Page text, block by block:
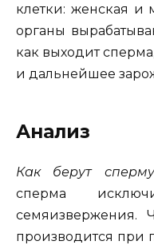
клетки: женская и
органы
как выходит
и дальнейшее
Анализ
Как берут
сперма
семяизвержения.
производится при